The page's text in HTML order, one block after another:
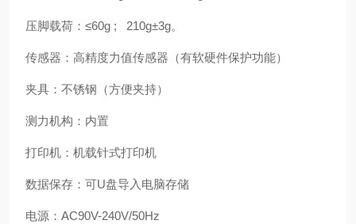
压脚载荷：≤60g ; 210g±3g。
传感器：高精度力值传感器（有软硬件保护功能）
夹具：不锈钢（方便夹持）
测力机构：内置
打印机：机载针式打印机
数据保存：可U盘导入电脑存储
电源：AC90V-240V/50Hz